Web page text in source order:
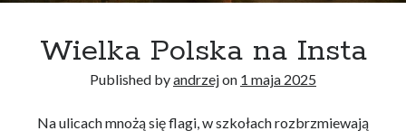
Wielka Polska na Insta
Published byandrzejon 1 maja 2025
Na ulicach mnożą się flagi, w szkołach rozbrzmiewają